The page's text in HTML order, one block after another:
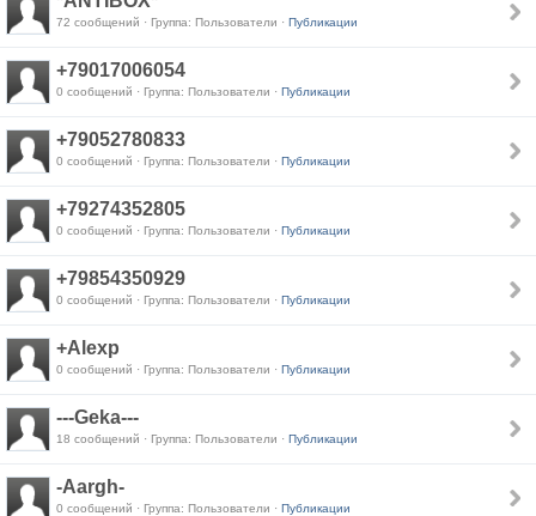
72 сообщений · Группа: Пользователи · Публикации
+79017006054
0 сообщений · Группа: Пользователи · Публикации
+79052780833
0 сообщений · Группа: Пользователи · Публикации
+79274352805
0 сообщений · Группа: Пользователи · Публикации
+79854350929
0 сообщений · Группа: Пользователи · Публикации
+Alexp
0 сообщений · Группа: Пользователи · Публикации
---Geka---
18 сообщений · Группа: Пользователи · Публикации
-Aargh-
0 сообщений · Группа: Пользователи · Публикации